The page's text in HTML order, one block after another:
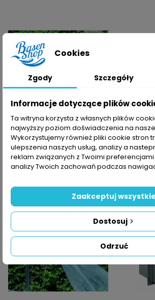
favorite_border
Kurtyna Wodna DELUXE
22 084,23 zł
7
favorite_border
Cookies
Zgody Szczegóły
Informacje dotyczące plików
Ta witryna korzysta z własnych plików
najwyższy poziom doświadczenia na
Wykorzystujemy również pliki cookie stron
ulepszenia naszych usług, analizy a
reklam związanych z Twoimi
analizy Twoich zachowań podczas
Odrzuć
Dostosuj
Zaakceptuj wszystkie